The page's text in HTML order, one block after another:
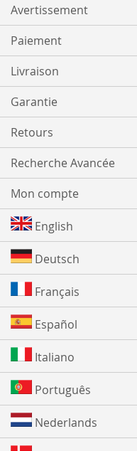
Avertissement
Paiement
Livraison
Garantie
Retours
Recherche Avancée
Mon compte
English
Deutsch
Français
Español
Italiano
Português
Nederlands